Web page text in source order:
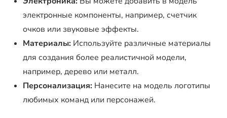
электронные компоненты, например, счетчик
очков или звуковые эффекты.
Материалы: Используйте различные материалы
для создания более реалистичной модели,
например, дерево или металл.
Персонализация: Нанесите на модель логотипы
любимых команд или персонажей.